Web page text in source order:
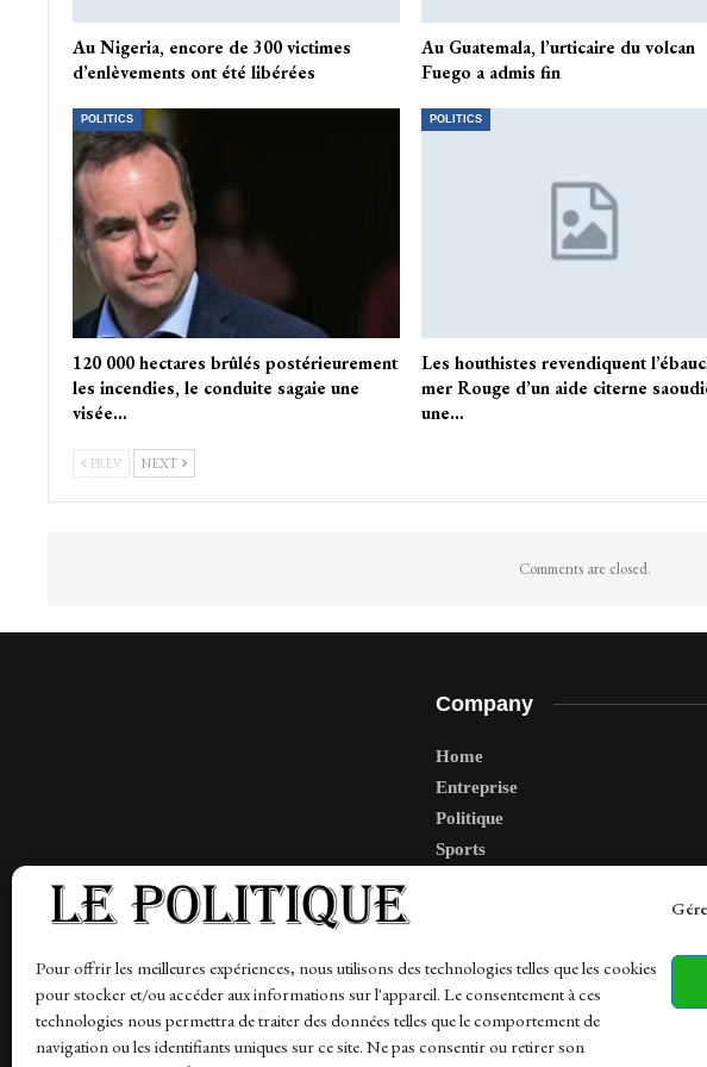
Pour offrir les meilleures expériences, nous utilisons des technologies telles que les cookies
pour stocker et/ou accéder aux informations sur l'appareil. Le consentement à ces
technologies nous permettra de traiter des données telles que le comportement de
navigation ou les identifiants uniques sur ce site. Ne pas consentir ou retirer son
Au Nigeria, encore de 300 victimes
d’enlèvements ont été libérées
Au Guatemala, l’urticaire du volcan
Fuego a admis fin
POLITICS
120 000 hectares brûlés postérieurement
les incendies, le conduite sagaie une
visée…
POLITICS
Les houthistes revendiquent
mer Rouge d’un aide citerne
une…
PREV NEXT
Comments are closed.
Company
Home
Entreprise
Politique
Sports
News Finance-Marches Business